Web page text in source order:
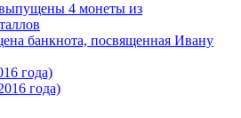
4 монеты из
банкнота, посвященная Ивану
года)
года)